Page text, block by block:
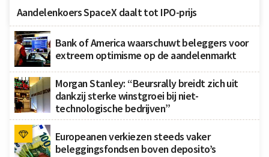
Aandelenkoers SpaceX daalt tot IPO-prijs
Bank of America waarschuwt beleggers voor
extreem optimisme op de aandelenmarkt
Morgan Stanley: “Beursrally breidt zich uit
dankzij sterke winstgroei bij niet-
technologische bedrijven”
Europeanen verkiezen steeds vaker
beleggingsfondsen boven deposito’s